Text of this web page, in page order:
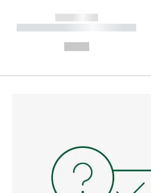
------------
----------- ----------- ----------